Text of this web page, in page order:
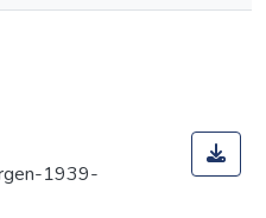
1939-